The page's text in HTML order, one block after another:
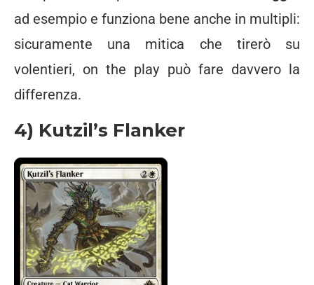
ad esempio e funziona bene anche in multipli:
sicuramente una mitica che tirerò su
volentieri, on the play può fare davvero la
differenza.
4) Kutzil’s Flanker